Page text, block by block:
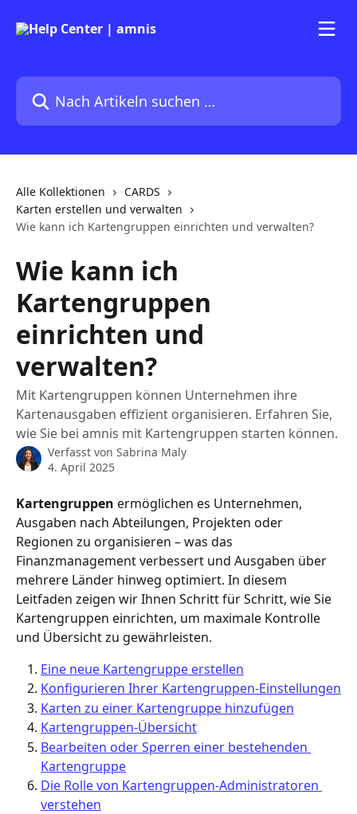
Nach Artikeln suchen …
Alle Kollektionen
CARDS
Karten erstellen und verwalten
Wie kann ich Kartengruppen einrichten und verwalten?
Wie kann ich
Kartengruppen
einrichten und
verwalten?
Mit Kartengruppen können Unternehmen ihre
Kartenausgaben effizient organisieren. Erfahren Sie,
wie Sie bei amnis mit Kartengruppen starten können.
Verfasst von Sabrina Maly
4. April 2025
Kartengruppen ermöglichen es Unternehmen,
Ausgaben nach Abteilungen, Projekten oder
Regionen zu organisieren – was das
Finanzmanagement verbessert und Ausgaben über
mehrere Länder hinweg optimiert. In diesem
Leitfaden zeigen wir Ihnen Schritt für Schritt, wie Sie
Kartengruppen einrichten, um maximale Kontrolle
und Übersicht zu gewährleisten.
Eine neue Kartengruppe erstellen
Konfigurieren Ihrer Kartengruppen-Einstellungen
Karten zu einer Kartengruppe hinzufügen
Kartengruppen-Übersicht
Bearbeiten oder Sperren einer bestehenden
Kartengruppe
Die Rolle von Kartengruppen-Administratoren
verstehen